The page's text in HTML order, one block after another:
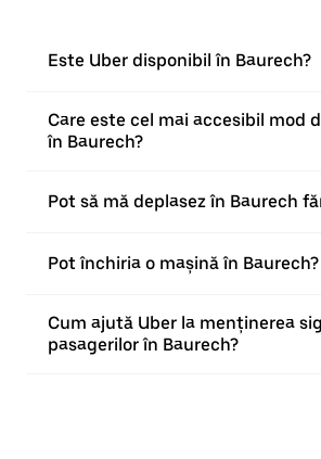
Este Uber disponibil în Baurech?
Care este cel mai accesibil mod
în Baurech?
Pot să mă deplasez în Baurech
Pot închiria o mașină în Baurech?
Cum ajută Uber la menținerea
pasagerilor în Baurech?